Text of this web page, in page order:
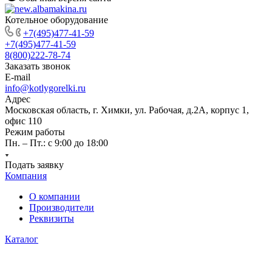
Котельное оборудование
+7(495)477-41-59
+7(495)477-41-59
8(800)222-78-74
Заказать звонок
E-mail
info@kotlygorelki.ru
Адрес
Московская область, г. Химки, ул. Рабочая, д.2А, корпус 1,
офис 110
Режим работы
Пн. – Пт.: с 9:00 до 18:00
Подать заявку
Компания
О компании
Производители
Реквизиты
Каталог